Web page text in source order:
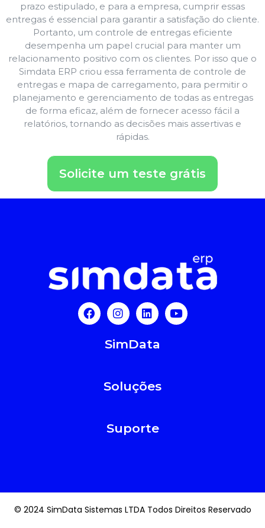
prazo estipulado, e para a empresa, cumprir essas
entregas é essencial para garantir a satisfação do cliente.
Portanto, um controle de entregas eficiente
desempenha um papel crucial para manter um
relacionamento positivo com os clientes. Por isso que o
Simdata ERP criou essa ferramenta de controle de
entregas e mapa de carregamento, para permitir o
planejamento e gerenciamento de todas as entregas
de forma eficaz, além de fornecer acesso fácil a
relatórios, tornando as decisões mais assertivas e
rápidas.
Solicite um teste grátis
SimData
Soluções
Suporte
© 2024 SimData Sistemas LTDA Todos Direitos Reservado